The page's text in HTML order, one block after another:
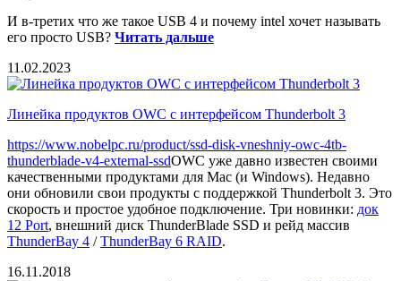
И в-третих что же такое USB 4 и почему intel хочет называть
его просто USB? Читать дальше
11.02.2023
Линейка продуктов OWC с интерфейсом Thunderbolt 3
https://www.nobelpc.ru/product/ssd-disk-vneshniy-owc-4tb-
thunderblade-v4-external-ssdOWC уже давно известен своими
качественными продуктами для Mac (и Windows). Недавно
они обновили свои продукты с поддержкой Thunderbolt 3. Это
скорость и простое удобное подключение. Три новинки: док
12 Port, внешний диск ThunderBlade SSD и рейд массив
ThunderBay 4 /ThunderBay 6 RAID.
16.11.2018